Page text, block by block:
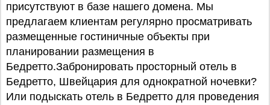
присутствуют в базе нашего домена. Мы
предлагаем клиентам регулярно просматривать
размещенные гостиничные объекты при
планировании размещения в
Бедретто.Забронировать просторный отель в
Бедретто, Швейцария для однократной ночевки?
Или подыскать отель в Бедретто для проведения